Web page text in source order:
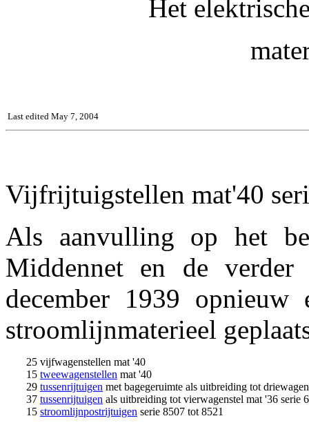
Het
Last edited May 7, 2004
Vijfrijtuigstellen mat'40
Als aanvulling op het
Middennet en de
december 1939
stroomlijnmaterieel
25 vijfwagenstellen mat '40
15 tweewagenstellen mat '40
29 tussenrijtuigen met bagegeruimte als uitbreiding tot
37 tussenrijtuigen als uitbreiding tot vierwagenstel mat '36 serie
15 stroomlijnpostrijtuigen serie 8507 tot 8521